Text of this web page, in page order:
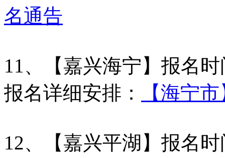
名通告
11、【嘉兴海宁】报名
报名详细安排：
【海宁
12、【嘉兴平湖】报名